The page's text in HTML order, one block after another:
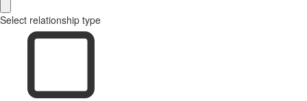
Select relationship type